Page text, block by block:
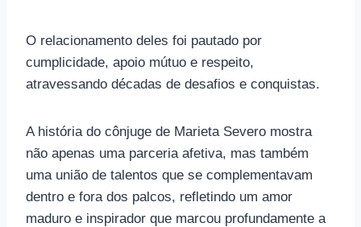
O relacionamento deles foi pautado por
cumplicidade, apoio mútuo e respeito,
atravessando décadas de desafios e conquistas.
A história do cônjuge de Marieta Severo mostra
não apenas uma parceria afetiva, mas também
uma união de talentos que se complementavam
dentro e fora dos palcos, refletindo um amor
maduro e inspirador que marcou profundamente a